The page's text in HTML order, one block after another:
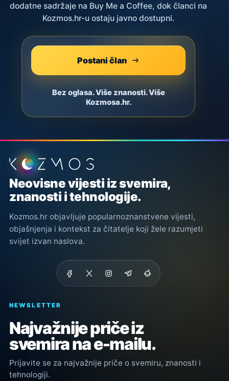
dodatne sadržaje na Buy Me a Coffee, dok članci na
Kozmos.hr-u ostaju javno dostupni.
Postani član
Bez oglasa. Više znanosti. Više
Kozmosa.hr.
Podnožje stranice
Neovisne vijesti iz svemira,
znanosti i tehnologije.
Kozmos.hr objavljuje popularnoznanstvene vijesti,
objašnjenja i kontekst za čitatelje koji žele razumjeti
svijet izvan naslova.
NEWSLETTER
Najvažnije priče iz
svemira na e-mailu.
Prijavite se za najvažnije priče o svemiru, znanosti i
tehnologiji.